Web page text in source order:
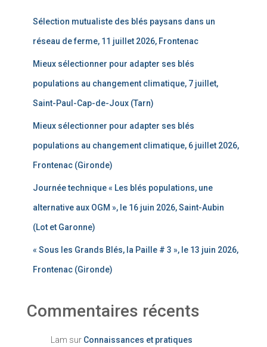
Sélection mutualiste des blés paysans dans un
réseau de ferme, 11 juillet 2026, Frontenac
Mieux sélectionner pour adapter ses blés
populations au changement climatique, 7 juillet,
Saint-Paul-Cap-de-Joux (Tarn)
Mieux sélectionner pour adapter ses blés
populations au changement climatique, 6 juillet 2026,
Frontenac (Gironde)
Journée technique « Les blés populations, une
alternative aux OGM », le 16 juin 2026, Saint-Aubin
(Lot et Garonne)
« Sous les Grands Blés, la Paille # 3 », le 13 juin 2026,
Frontenac (Gironde)
Commentaires récents
Lam sur Connaissances et pratiques